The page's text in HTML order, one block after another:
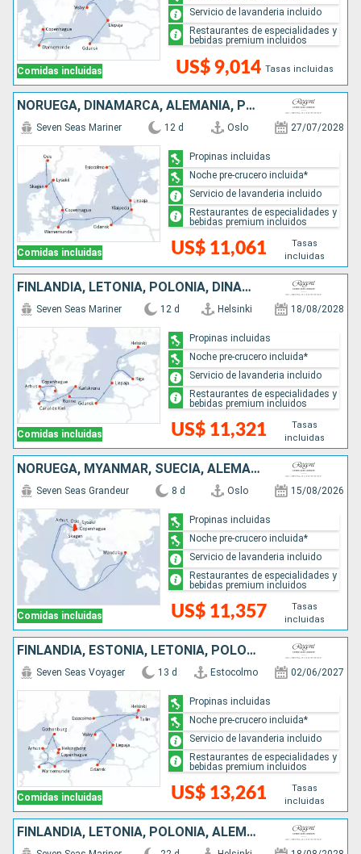
Comidas incluidas US$ 9,014 Tasas incluidas
Servicio de lavanderia incluido
Restaurantes de especialidades y
bebidas premium incluidos
NORUEGA, DINAMARCA, ALEMANIA, POLONIA, LITUANIA, LETONIA, SUECIA
Comidas incluidas
Seven Seas Mariner 12 d Oslo 27/07/2028
US$ 11,061
Tasas
incluidas
Propinas incluidas
Noche pre-crucero incluida*
Servicio de lavanderia incluido
Restaurantes de especialidades y
bebidas premium incluidos
FINLANDIA, LETONIA, POLONIA, DINAMARCA, SUECIA, ALEMANIA
Comidas incluidas
Seven Seas Mariner 12 d Helsinki 18/08/2028
US$ 11,321
Tasas
incluidas
Propinas incluidas
Noche pre-crucero incluida*
Servicio de lavanderia incluido
Restaurantes de especialidades y
bebidas premium incluidos
NORUEGA, MYANMAR, SUECIA, ALEMANIA, DINAMARCA
Comidas incluidas
Seven Seas Grandeur 8 d Oslo 15/08/2026
US$ 11,357
Tasas
incluidas
Propinas incluidas
Noche pre-crucero incluida*
Servicio de lavanderia incluido
Restaurantes de especialidades y
bebidas premium incluidos
FINLANDIA, ESTONIA, LETONIA, POLONIA, ALEMANIA, SUECIA, DINAMARCA
Comidas incluidas
Seven Seas Voyager 13 d Estocolmo 02/06/2027
US$ 13,261
Tasas
incluidas
Propinas incluidas
Noche pre-crucero incluida*
Servicio de lavanderia incluido
Restaurantes de especialidades y
bebidas premium incluidos
FINLANDIA, LETONIA, POLONIA, ALEMANIA, DINAMARCA, SUECIA, NORUEGA, REINO UNIDO, PAISES BAJOS